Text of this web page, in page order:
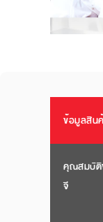
ข้อมูลสิน
คุณสมบัติ
จี